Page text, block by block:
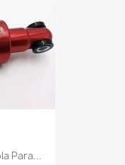
Para...